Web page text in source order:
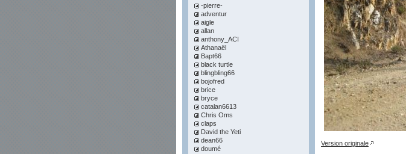
-pierre-
adventur
aigle
allan
anthony_ACI
Athanaël
Bapt66
black turtle
blingbling66
bojofred
brice
bryce
catalan6613
Chris Oms
claps
David the Yeti
dean66
doumé
Version originale